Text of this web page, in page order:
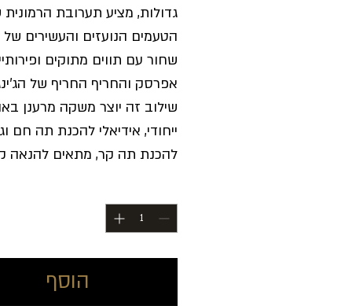
גדולות, מציע תערובת
הטעמים הנועזים והעשירים
שחור עם תווים מתוקים
אפרסק והחריף החריף של
שילוב זה יוצר משקה מרענן
ייחודי, אידיאלי להכנת תה חם
להכנת תה קר, מתאים להנאה
להשיג במארז של 500 גרם
הוסף